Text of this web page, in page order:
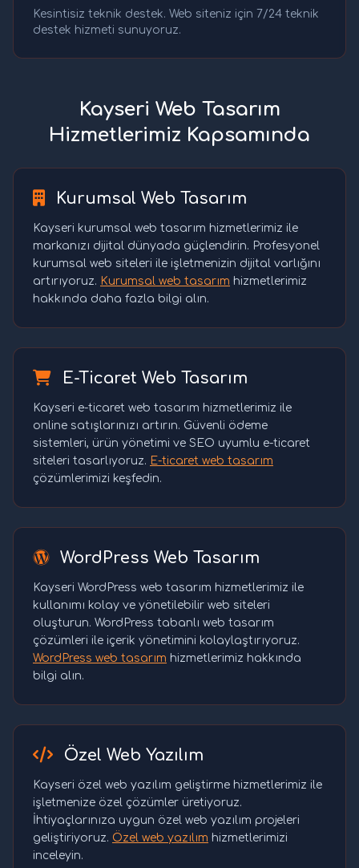
Kesintisiz teknik destek. Web siteniz için 7/24 teknik
destek hizmeti sunuyoruz.
Kayseri Web Tasarım
Hizmetlerimiz Kapsamında
Kurumsal Web Tasarım
Kayseri kurumsal web tasarım hizmetlerimiz ile
markanızı dijital dünyada güçlendirin. Profesyonel
kurumsal web siteleri ile işletmenizin dijital varlığını
artırıyoruz. Kurumsal web tasarım hizmetlerimiz
hakkında daha fazla bilgi alın.
E-Ticaret Web Tasarım
Kayseri e-ticaret web tasarım hizmetlerimiz ile
online satışlarınızı artırın. Güvenli ödeme
sistemleri, ürün yönetimi ve SEO uyumlu e-ticaret
siteleri tasarlıyoruz. E-ticaret web tasarım
çözümlerimizi keşfedin.
WordPress Web Tasarım
Kayseri WordPress web tasarım hizmetlerimiz ile
kullanımı kolay ve yönetilebilir web siteleri
oluşturun. WordPress tabanlı web tasarım
çözümleri ile içerik yönetimini kolaylaştırıyoruz.
WordPress web tasarım hizmetlerimiz hakkında
bilgi alın.
Özel Web Yazılım
Kayseri özel web yazılım geliştirme hizmetlerimiz ile
işletmenize özel çözümler üretiyoruz.
İhtiyaçlarınıza uygun özel web yazılım projeleri
geliştiriyoruz. Özel web yazılım hizmetlerimizi
inceleyin.